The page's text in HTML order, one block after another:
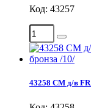
Код: 43257
43258 СМ д/в